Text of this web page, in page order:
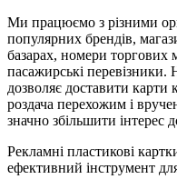
Ми працюємо з різними
популярних брендів,
базарах, номери торгових
пасажирські
дозволяє доставити карти
роздача перехожим і
значно збільшити інтерес
Рекламні пластикові
ефективний інструмент